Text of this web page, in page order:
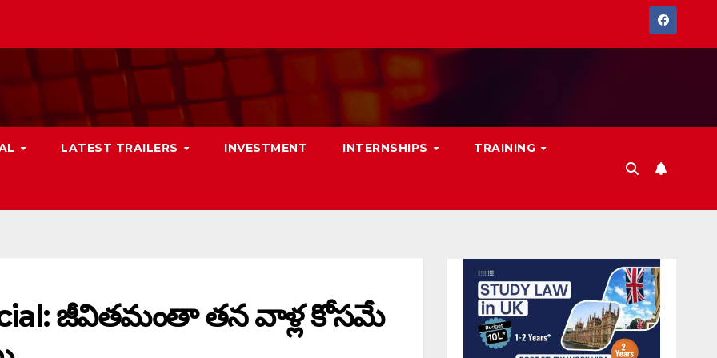
LATEST TRAILERS INVESTMENT INTERNSHIPS TRAINING
జీవితమంతా తన వాళ్ల కోసమే